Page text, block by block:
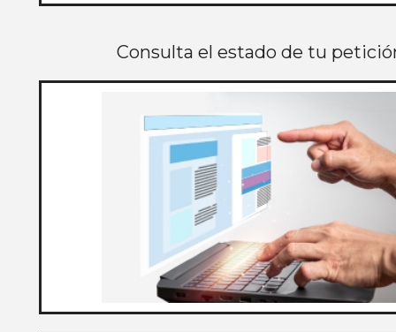
Consulta el estado de tu